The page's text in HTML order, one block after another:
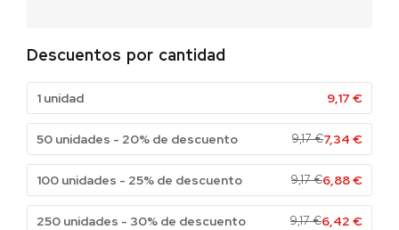
Descuentos por cantidad
1 unidad 9,17 €
50 unidades - 20% de descuento 9,17€7,34 €
100 unidades - 25% de descuento 9,17€6,88€
250 unidades - 30% de descuento 9,17€6,42 €